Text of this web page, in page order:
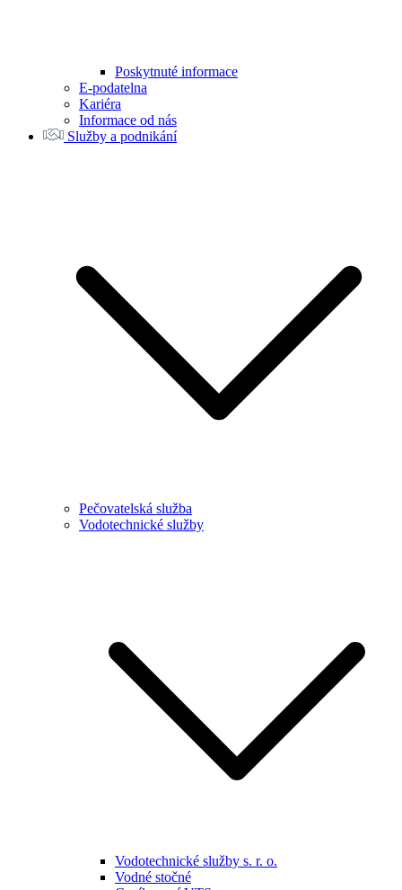
Poskytnuté informace
E-podatelna
Kariéra
Informace od nás
Služby a podnikání
Pečovatelská služba
Vodotechnické služby
Vodotechnické služby s. r. o.
Vodné stočné